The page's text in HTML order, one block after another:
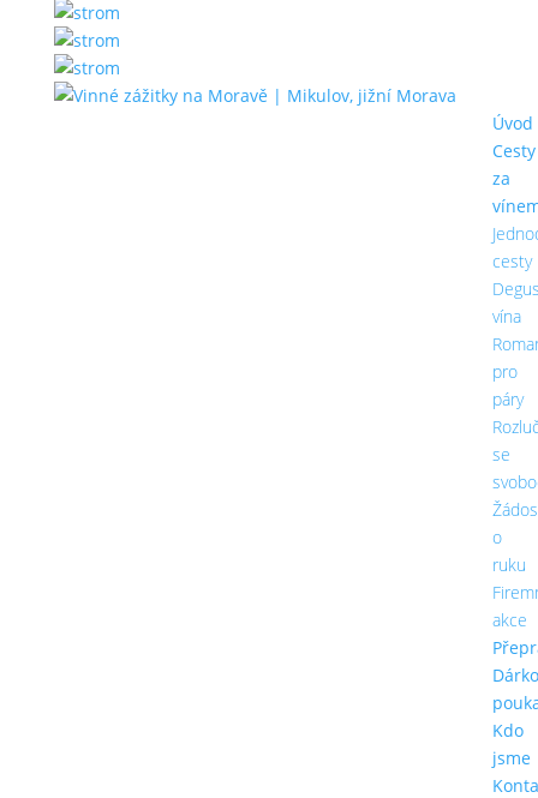
Úvod
Cesty
za
cesty
vína
pro
páry
se
o
ruku
akce
Kdo
jsme